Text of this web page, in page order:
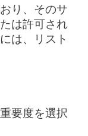
り、そのサ
は許可され
は、リスト
要度を選択